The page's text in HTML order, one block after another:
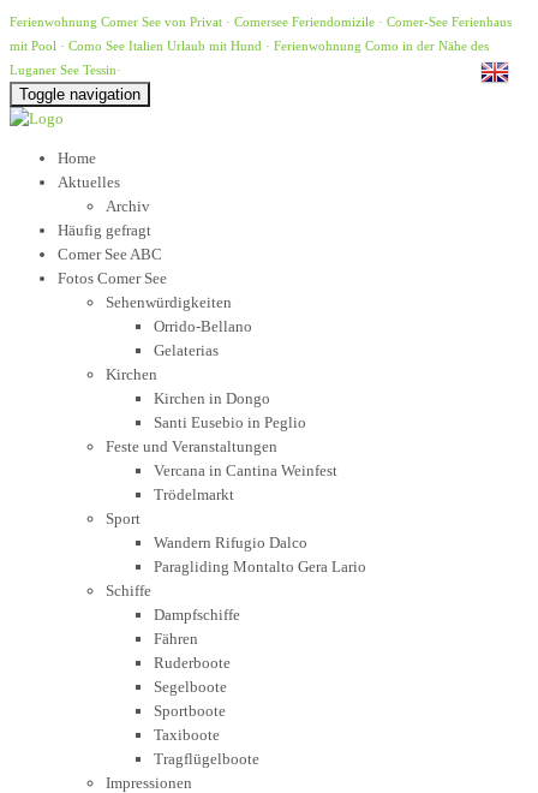
Ferienwohnung Comer See von Privat · Comersee Feriendomizile · Comer-See Ferienhaus
mit Pool · Como See Italien Urlaub mit Hund · Ferienwohnung Como in der Nähe des
Luganer See Tessin·
Toggle navigation
Home
Aktuelles
Archiv
Häufig gefragt
Comer See ABC
Fotos Comer See
Sehenwürdigkeiten
Orrido-Bellano
Gelaterias
Kirchen
Kirchen in Dongo
Santi Eusebio in Peglio
Feste und Veranstaltungen
Vercana in Cantina Weinfest
Trödelmarkt
Sport
Wandern Rifugio Dalco
Paragliding Montalto Gera Lario
Schiffe
Dampfschiffe
Fähren
Ruderboote
Segelboote
Sportboote
Taxiboote
Tragflügelboote
Impressionen